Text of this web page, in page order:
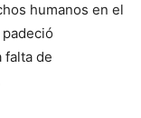
humanos en el
falta de